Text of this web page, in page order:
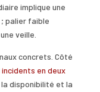
implique une
; palier faible
veille.
concrets. Côté
incidents en deux
disponibilité et la